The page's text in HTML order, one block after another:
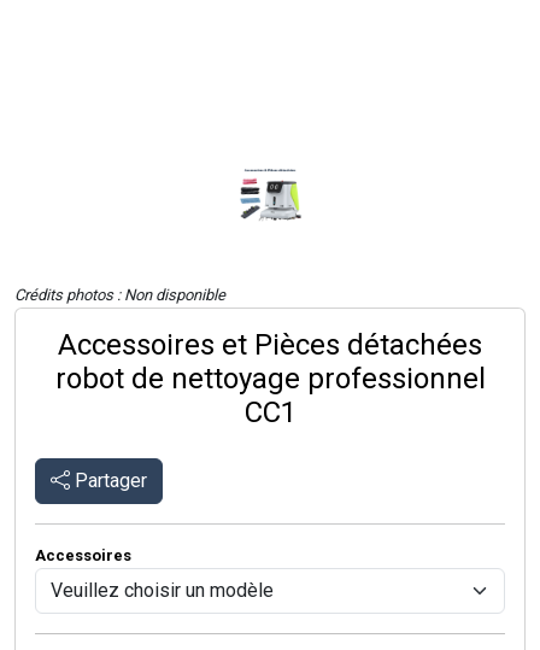
Crédits photos : Non disponible
Accessoires et Pièces détachées
robot de nettoyage professionnel
CC1
Partager
Accessoires